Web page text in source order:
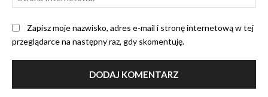
Zapisz moje nazwisko, adres e-mail i stronę internetową w tej
przeglądarce na następny raz, gdy skomentuję.